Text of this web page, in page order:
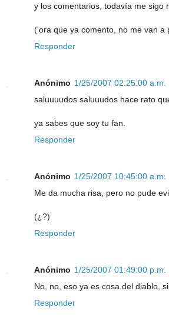
y los comentarios, todavía me sigo
('ora que ya comento, no me van a
Responder
Anónimo 1/25/2007 02:25:00 a.m.
saluuuudos saluuudos hace rato
ya sabes que soy tu fan.
Responder
Anónimo 1/25/2007 10:45:00 a.m.
Me da mucha risa, pero no pude
(¿?)
Responder
Anónimo 1/25/2007 01:49:00 p.m.
No, no, eso ya es cosa del diablo, si
Responder